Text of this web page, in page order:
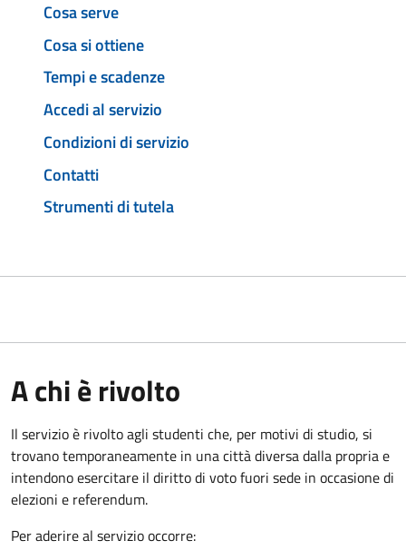
Cosa serve
Cosa si ottiene
Tempi e scadenze
Accedi al servizio
Condizioni di servizio
Contatti
Strumenti di tutela
A chi è rivolto
Il servizio è rivolto agli studenti che, per motivi di studio, si
trovano temporaneamente in una città diversa dalla propria e
intendono esercitare il diritto di voto fuori sede in occasione di
elezioni e referendum.
Per aderire al servizio occorre: